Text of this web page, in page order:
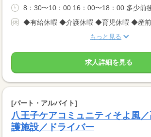
8：30〜10：00 16：00〜18：00 多少前
◆有給休暇 ◆介護休暇 ◆育児休暇 ◆産前
もっと見る
求人詳細を見る
[パート・アルバイト]
八王子ケアコミュニティそよ風
護施設／ドライバー